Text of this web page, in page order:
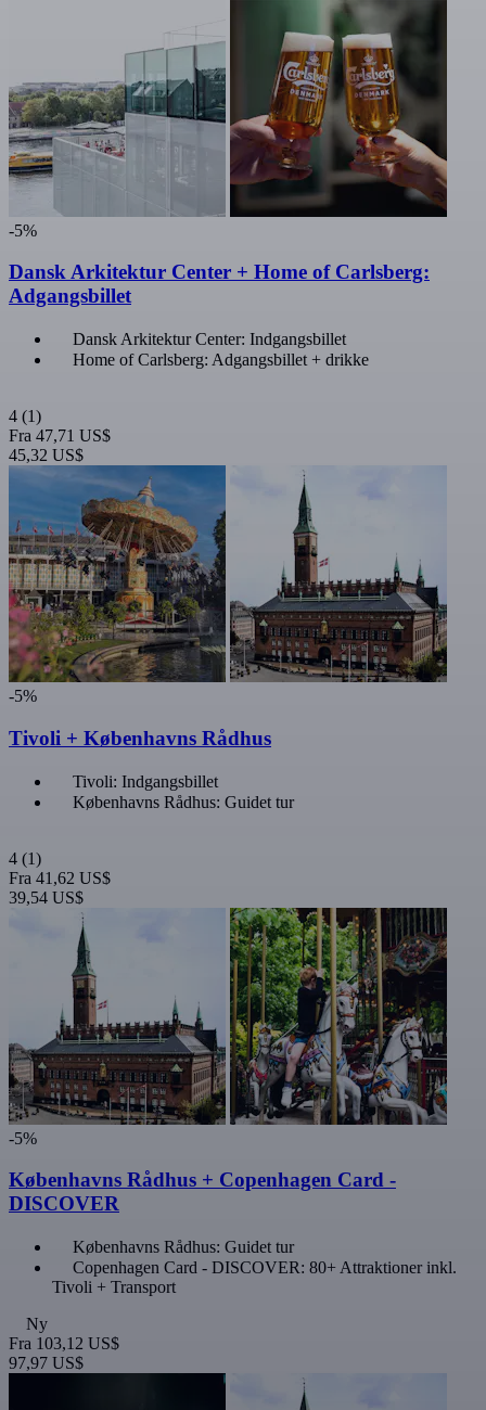
-5%
Dansk Arkitektur Center + Home of Carlsberg:
Adgangsbillet
Dansk Arkitektur Center: Indgangsbillet
Home of Carlsberg: Adgangsbillet + drikke
4 (1)
Fra 47,71 US$
45,32 US$
-5%
Tivoli + Københavns Rådhus
Tivoli: Indgangsbillet
Københavns Rådhus: Guidet tur
4 (1)
Fra 41,62 US$
39,54 US$
-5%
Københavns Rådhus + Copenhagen Card -
DISCOVER
Københavns Rådhus: Guidet tur
Copenhagen Card - DISCOVER: 80+ Attraktioner inkl.
Tivoli + Transport
Ny
Fra 103,12 US$
97,97 US$